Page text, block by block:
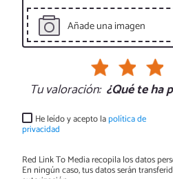
Añade una imagen
Tu valoración: ¿Qué te ha
He leído y acepto lapolítica de
privacidad
Red Link To Media recopila los datos
En ningún caso, tus datos serán